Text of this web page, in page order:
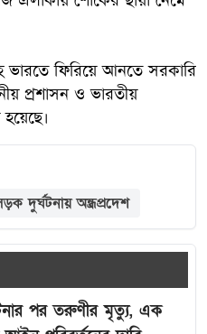
ভারতে ফিরিয়ে আনতে সরকারি
প্রশাসন ও ভারতীয়
দুর্ঘটনায় অন্ধ্রপ্রদেশ
পর তরুণীর মৃত্যু, এক